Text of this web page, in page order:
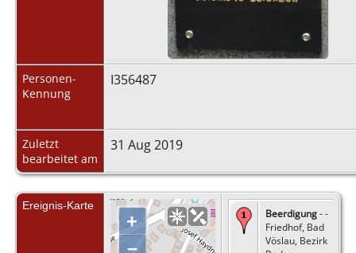
Personen-
Kennung
I356487
Zuletzt
bearbeitet am
31 Aug 2019
Ereignis-Karte
+
–
Beerdigung- -
Friedhof, Bad
Vöslau, Bezirk